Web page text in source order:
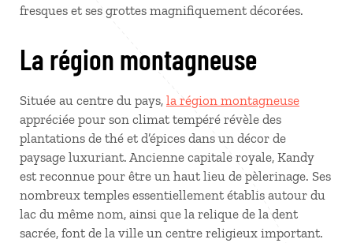
fresques et ses grottes magnifiquement décorées.
La région montagneuse
Située au centre du pays, la région montagneuse
appréciée pour son climat tempéré révèle des
plantations de thé et d’épices dans un décor de
paysage luxuriant. Ancienne capitale royale, Kandy
est reconnue pour être un haut lieu de pèlerinage. Ses
nombreux temples essentiellement établis autour du
lac du même nom, ainsi que la relique de la dent
sacrée, font de la ville un centre religieux important.